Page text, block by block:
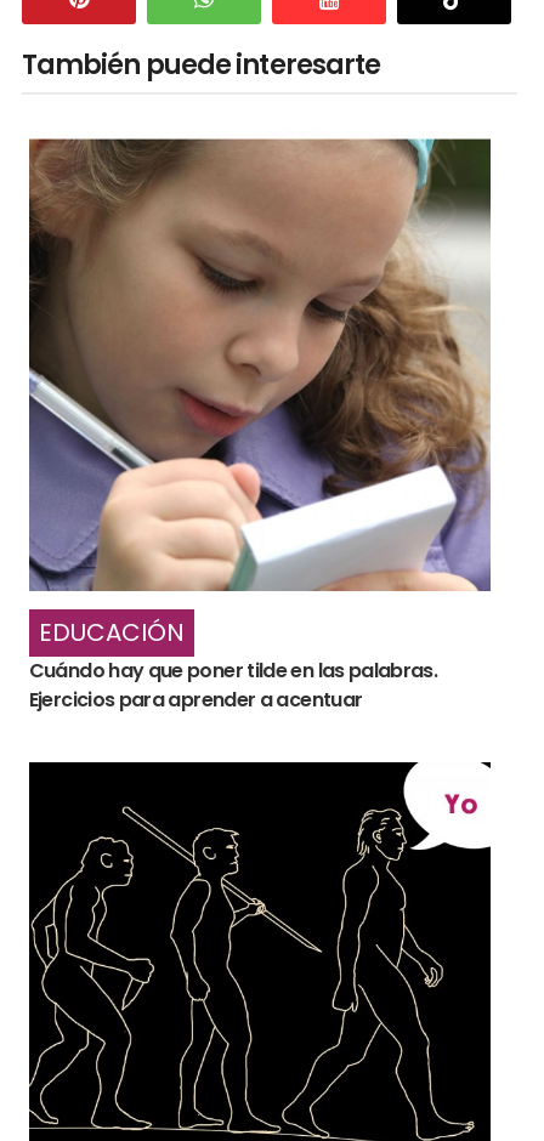
También puede interesarte
EDUCACIÓN
Cuándo hay que poner tilde en las palabras.
Ejercicios para aprender a acentuar